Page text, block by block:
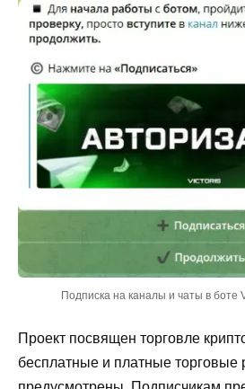
Подписка на каналы и чаты в боте
Проект посвящен торговле
бесплатные и платные торговые